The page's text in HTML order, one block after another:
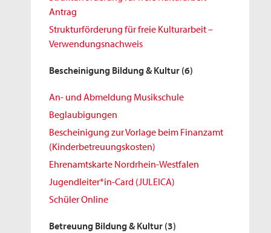
Antrag
Strukturförderung für freie Kulturarbeit –
Verwendungsnachweis
Bescheinigung Bildung & Kultur (6)
An- und Abmeldung Musikschule
Beglaubigungen
Bescheinigung zur Vorlage beim Finanzamt
(Kinderbetreuungskosten)
Ehrenamtskarte Nordrhein-Westfalen
Jugendleiter*in-Card (JULEICA)
Schüler Online
Betreuung Bildung & Kultur (3)